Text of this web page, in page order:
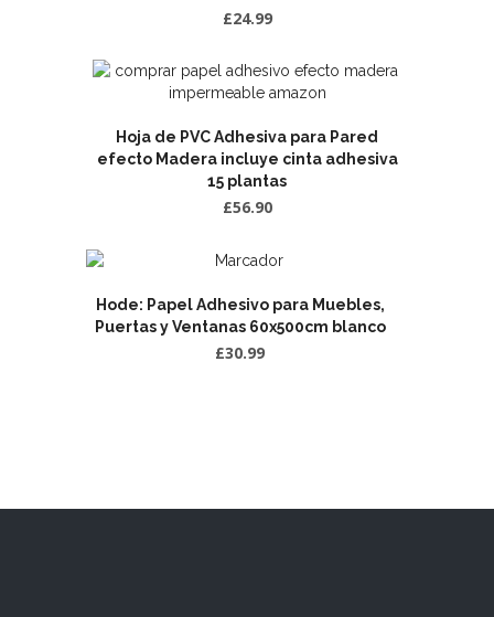
£24.99
Hoja de PVC Adhesiva para Pared
efecto Madera incluye cinta adhesiva
15 plantas
£56.90
Hode: Papel Adhesivo para Muebles,
Puertas y Ventanas 60x500cm blanco
£30.99